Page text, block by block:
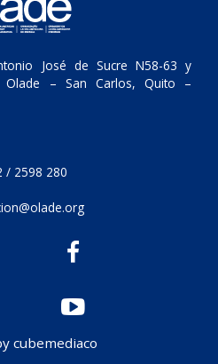
José de Sucre N58-63 y
Olade – San Carlos, Quito –
/ 2598 280
cubemediaco